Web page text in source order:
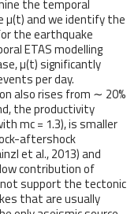
the temporal
µ(t) and we identify the
the earthquake
ETAS modelling
µ(t) significantly
per day.
also rises from ∼ 20%
the productivity
mc = 1.3), is smaller
aftershock
et al., 2013) and
contribution of
support the tectonic
that are usually